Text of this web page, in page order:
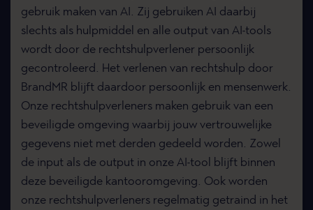
gebruik maken van AI. Zij gebruiken AI daarbij
slechts als hulpmiddel en alle output van AI-tools
wordt door de rechtshulpverlener persoonlijk
gecontroleerd. Het verlenen van rechtshulp door
BrandMR blijft daardoor persoonlijk en mensenwerk.
Onze rechtshulpverleners maken gebruik van een
beveiligde omgeving waarbij jouw vertrouwelijke
gegevens niet met derden gedeeld worden. Zowel
de input als de output in onze AI-tool blijft binnen
deze beveiligde kantooromgeving. Ook worden
onze rechtshulpverleners regelmatig getraind in het